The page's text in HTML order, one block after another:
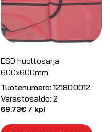
ESD huoltosarja
600x600mm
Tuotenumero: 121800012
Varastosaldo: 2
69.73€ / kpl